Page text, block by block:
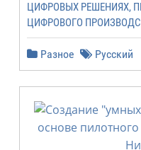
ЦИФРОВЫХ РЕШЕНИЯХ,
ЦИФРОВОГО
Разное Русский